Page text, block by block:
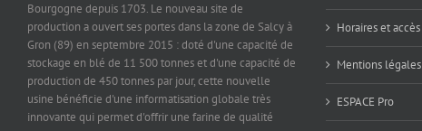
Bourgogne depuis 1703. Le nouveau site de
production a ouvert ses portes dans la zone de Salcy à
Gron (89) en septembre 2015 : doté d'une capacité de
stockage en blé de 11 500 tonnes et d'une capacité de
production de 450 tonnes par jour, cette nouvelle
usine bénéficie d'une informatisation globale très
innovante qui permet d'offrir une farine de qualité
Horaires et accès
Mentions légales
ESPACE Pro